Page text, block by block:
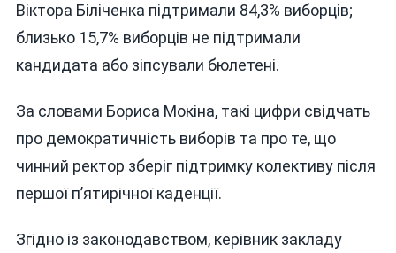
Віктора Біліченка підтримали 84,3% виборців;
близько 15,7% виборців не підтримали
кандидата або зіпсували бюлетені.
За словами Бориса Мокіна, такі цифри свідчать
про демократичність виборів та про те, що
чинний ректор зберіг підтримку колективу після
першої п’ятирічної каденції.
Згідно із законодавством, керівник закладу